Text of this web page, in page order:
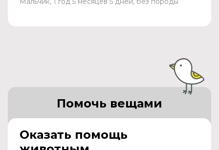
Оказать помощь
Помочь вещами